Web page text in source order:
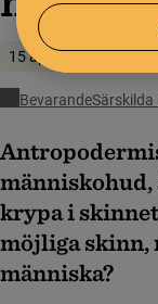
15 april 2019
Bevarande
människohud,
krypa i
möjliga skinn,
människa?